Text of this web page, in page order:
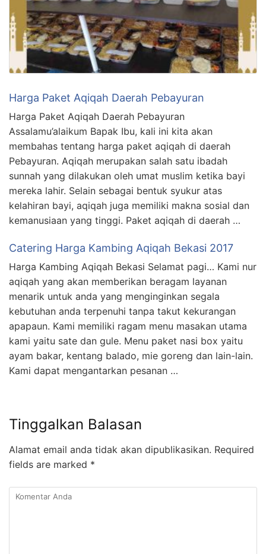
Harga Paket Aqiqah Daerah Pebayuran
Harga Paket Aqiqah Daerah Pebayuran
Assalamu’alaikum Bapak Ibu, kali ini kita akan
membahas tentang harga paket aqiqah di daerah
Pebayuran. Aqiqah merupakan salah satu ibadah
sunnah yang dilakukan oleh umat muslim ketika bayi
mereka lahir. Selain sebagai bentuk syukur atas
kelahiran bayi, aqiqah juga memiliki makna sosial dan
kemanusiaan yang tinggi. Paket aqiqah di daerah …
Catering Harga Kambing Aqiqah Bekasi 2017
Harga Kambing Aqiqah Bekasi Selamat pagi… Kami nur
aqiqah yang akan memberikan beragam layanan
menarik untuk anda yang menginginkan segala
kebutuhan anda terpenuhi tanpa takut kekurangan
apapaun. Kami memiliki ragam menu masakan utama
kami yaitu sate dan gule. Menu paket nasi box yaitu
ayam bakar, kentang balado, mie goreng dan lain-lain.
Kami dapat mengantarkan pesanan …
Tinggalkan Balasan
Alamat email anda tidak akan dipublikasikan. Required
fields are marked *